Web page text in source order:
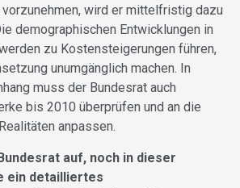
wird er mittelfristig dazu
demographischen Entwicklungen in
zu Kostensteigerungen führen,
unumgänglich machen. In
muss der Bundesrat auch
bis 2010 überprüfen und an die
anpassen.
auf, noch in dieser
ein detailliertes